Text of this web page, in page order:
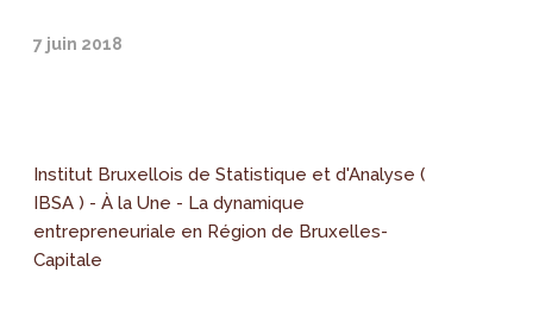
7 juin 2018
Institut Bruxellois de Statistique et d'Analyse (
IBSA ) - À la Une - La dynamique
entrepreneuriale en Région de Bruxelles-
Capitale